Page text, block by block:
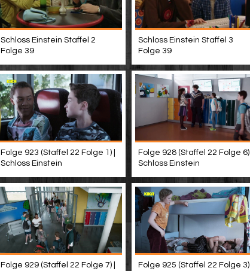
Schloss Einstein Staffel 2
Folge 39
Schloss Einstein Staffel 3
Folge 39
Folge 923 (Staffel 22 Folge 1) |
Schloss Einstein
Folge 928 (Staffel 22 Folge 6) |
Schloss Einstein
Folge 929 (Staffel 22 Folge 7) |
Folge 925 (Staffel 22 Folge 3) |